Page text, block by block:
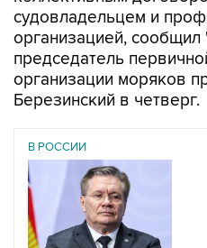
судовладельцем и
организацией,
председатель
организации моряков
Березинский в четверг.
В РОССИИ